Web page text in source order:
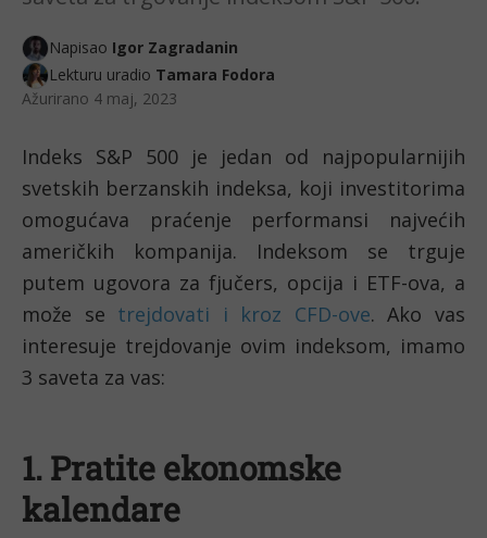
Napisao Igor Zagradanin
Lekturu uradio Tamara Fodora
Ažurirano 4 maj, 2023
Indeks S&P 500 je jedan od najpopularnijih
svetskih berzanskih indeksa, koji investitorima
omogućava praćenje performansi najvećih
američkih kompanija. Indeksom se trguje
putem ugovora za fjučers, opcija i ETF-ova, a
može se trejdovati i kroz CFD-ove. Ako vas
interesuje trejdovanje ovim indeksom, imamo
3 saveta za vas:
1. Pratite ekonomske
kalendare